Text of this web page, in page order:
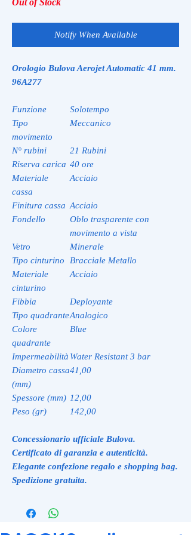
Notify When Available
Orologio Bulova Aerojet Automatic 41 mm.
96A277
Funzione
Solotempo
Tipo
movimento
Meccanico
N° rubini
21 Rubini
Riserva carica 40 ore
Materiale
cassa
Acciaio
Finitura cassa Acciaio
Fondello
Oblo trasparente con
movimento a vista
Vetro
Minerale
Tipo cinturino
Bracciale Metallo
Materiale
cinturino
Acciaio
Fibbia
Deployante
Tipo quadranteAnalogico
Colore
quadrante
Blue
Impermeabilità Water Resistant 3 bar
Diametro cassa
(mm)
41,00
Spessore (mm) 12,00
Peso (gr)
142,00
Concessionario ufficiale Bulova.
Certificato di garanzia e autenticità.
Elegante confezione regalo e shopping bag.
Spedizione gratuita.